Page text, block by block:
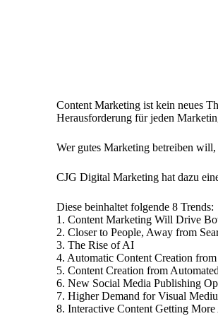
Content Marketing ist kein neues
Herausforderung für jeden
Wer gutes Marketing betreiben will,
CJG Digital Marketing hat dazu
Diese beinhaltet folgende 8 Trends:
1. Content Marketing Will Drive
2. Closer to People, Away from
3. The Rise of AI
4. Automatic Content Creation
5. Content Creation from
6. New Social Media Publishing
7. Higher Demand for Visual
8. Interactive Content Getting More